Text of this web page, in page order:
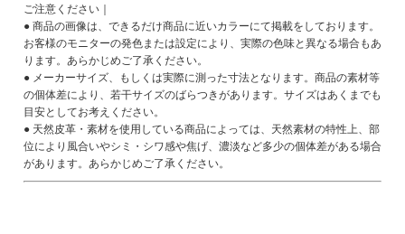
ご注意ください｜
● 商品の画像は、できるだけ商品に近いカラーにて掲載をしております。
お客様のモニターの発色または設定により、実際の色味と異なる場合もあ
ります。あらかじめご了承ください。
● メーカーサイズ、もしくは実際に測った寸法となります。商品の素材等
の個体差により、若干サイズのばらつきがあります。サイズはあくまでも
目安としてお考えください。
● 天然皮革・素材を使用している商品によっては、天然素材の特性上、部
位により風合いやシミ・シワ感や焦げ、濃淡など多少の個体差がある場合
があります。あらかじめご了承ください。